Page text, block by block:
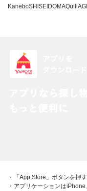
KaneboSHISEIDO
・「App Store」ボタンを押
・アプリケーションは